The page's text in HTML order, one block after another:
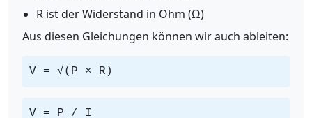
R ist der Widerstand in Ohm (Ω)
Aus diesen Gleichungen können wir auch ableiten:
V = √(P × R)
V = P / I